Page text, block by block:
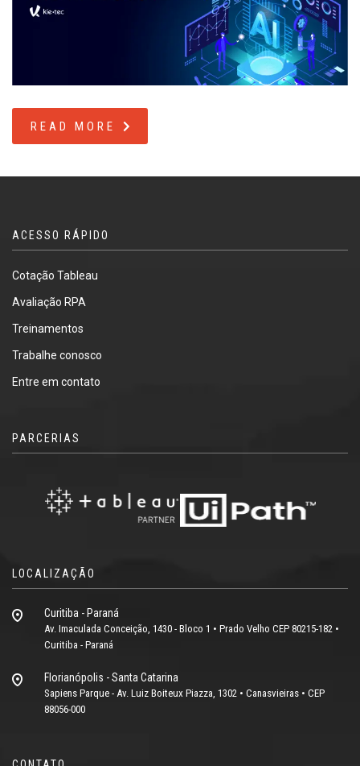
READ MORE
ACESSO RÁPIDO
Cotação Tableau
Avaliação RPA
Treinamentos
Trabalhe conosco
Entre em contato
PARCERIAS
LOCALIZAÇÃO
Curitiba - Paraná
Av. Imaculada Conceição, 1430 - Bloco 1 • Prado Velho CEP 80215-182 •
Curitiba - Paraná
Florianópolis - Santa Catarina
Sapiens Parque - Av. Luiz Boiteux Piazza, 1302 • Canasvieiras • CEP
88056-000